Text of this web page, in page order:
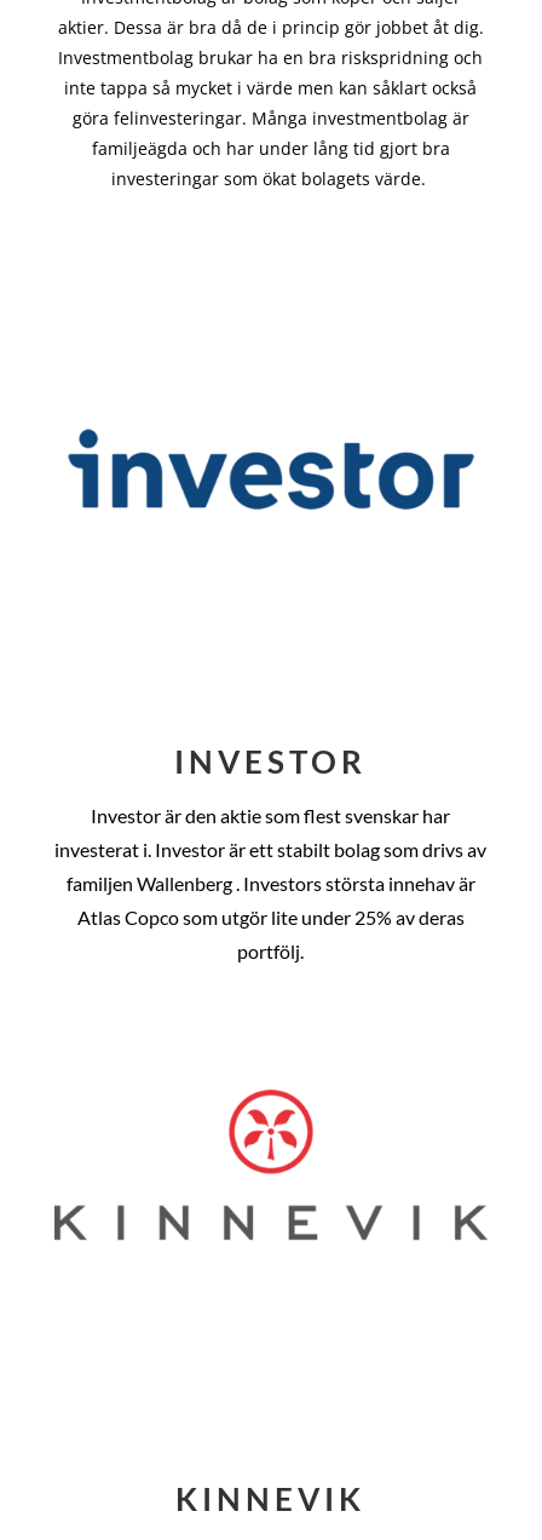
aktier. Dessa är bra då de i princip görjobbet åt dig.
Investmentbolag brukar ha en bra riskspridning och
inte tappa så mycket i värde men kan såklart också
göra felinvesteringar. Många investmentbolag är
familjeägda och har under lång tid gjort bra
investeringar som ökat bolagets värde.
INVESTOR
Investor är den aktie som flest svenskar har
investerat i. Investor är ett stabilt bolag som drivs av
familjen Wallenberg . Investors största innehav är
Atlas Copco som utgör lite under 25% av deras
portfölj.
KINNEVIK